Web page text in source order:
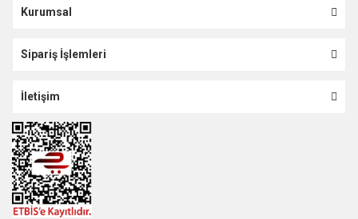
Kurumsal
Sipariş İşlemleri
İletişim